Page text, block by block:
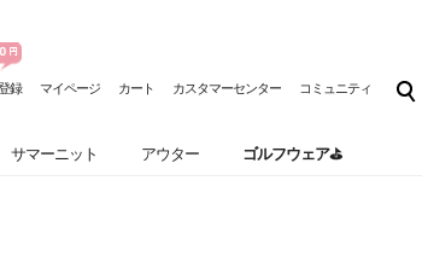
録 マイページ カート カスタマーセンター コミュニティ
サマーニット アウター ゴルフウェア⛳